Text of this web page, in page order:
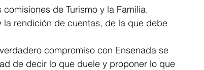
de Turismo y la Familia,
rendición de cuentas, de la que debe
compromiso con Ensenada se
de decir lo que duele y proponer lo que